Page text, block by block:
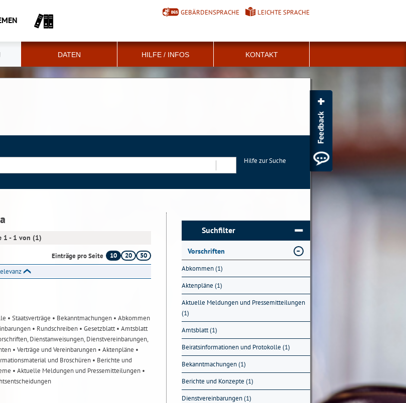
GEBÄRDENSPRACHE LEICHTE SPRACHE
DATEN HILFE / INFOS KONTAKT
Hilfe zur Suche
1 - 1 von (1)
Einträge pro Seite 10 20
50
• Staatsverträge • Bekanntmachungen • Abkommen
• Rundschreiben • Gesetzblatt• Amtsblatt
Dienstanweisungen, Dienstvereinbarungen,
• Verträge und Vereinbarungen • Aktenpläne •
und Broschüren • Berichte und
• Aktuelle Meldungen und Pressemitteilungen •
Suchfilter
Vorschriften
Abkommen (1)
Aktenpläne (1)
Aktuelle Meldungen und Pressemitteilungen
(1)
Amtsblatt (1)
Beiratsinformationen und Protokolle (1)
Bekanntmachungen (1)
Berichte und Konzepte (1)
Dienstvereinbarungen (1)